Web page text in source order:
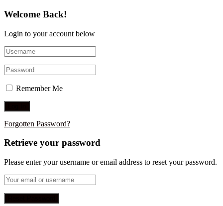
Welcome Back!
Login to your account below
Remember Me
Forgotten Password?
Retrieve your password
Please enter your username or email address to reset your password.